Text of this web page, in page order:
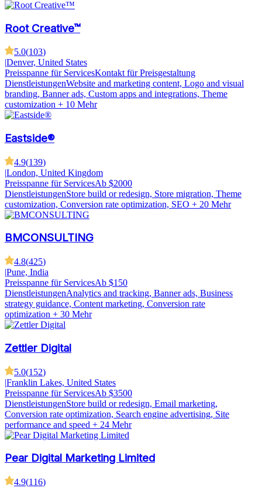
Root Creative™
5.0(103)
|Denver, United States
Preisspanne für ServicesKontakt für Preisgestaltung
DienstleistungenWebsite and marketing content, Logo and visual
branding, Banner ads, Custom apps and integrations, Theme
customization + 10 Mehr
Eastside®
4.9(139)
|London, United Kingdom
Preisspanne für ServicesAb $2000
DienstleistungenStore build or redesign, Store migration, Theme
customization, Conversion rate optimization, SEO + 20 Mehr
BMCONSULTING
4.8(425)
|Pune, India
Preisspanne für ServicesAb $150
DienstleistungenAnalytics and tracking, Banner ads, Business
strategy guidance, Content marketing, Conversion rate
optimization + 30 Mehr
Zettler Digital
5.0(152)
|Franklin Lakes, United States
Preisspanne für ServicesAb $3500
DienstleistungenStore build or redesign, Email marketing,
Conversion rate optimization, Search engine advertising, Site
performance and speed + 24 Mehr
Pear Digital Marketing Limited
4.9(116)